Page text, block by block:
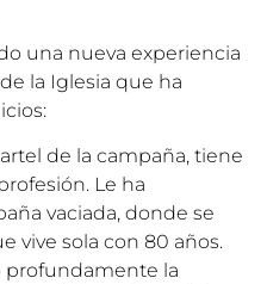
una nueva experiencia
la Iglesia que ha
de la campaña, tiene
Le ha
vaciada, donde se
vive sola con 80 años.
profundamente la